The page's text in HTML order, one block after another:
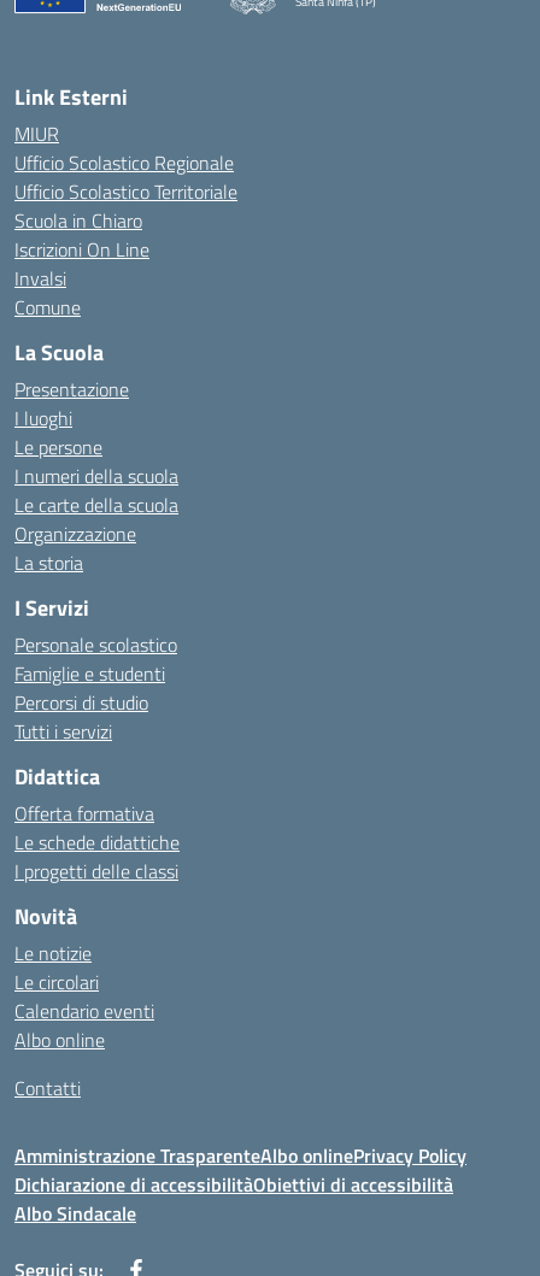
Link Esterni
MIUR
Ufficio Scolastico Regionale
Ufficio Scolastico Territoriale
Scuola in Chiaro
Iscrizioni On Line
Invalsi
Comune
La Scuola
Presentazione
I luoghi
Le persone
I numeri della scuola
Le carte della scuola
Organizzazione
La storia
I Servizi
Personale scolastico
Famiglie e studenti
Percorsi di studio
Tutti i servizi
Didattica
Offerta formativa
Le schede didattiche
I progetti delle classi
Novità
Le notizie
Le circolari
Calendario eventi
Albo online
Contatti
Amministrazione TrasparenteAlbo onlinePrivacy Policy
Dichiarazione di accessibilitàObiettivi di accessibilità
Albo Sindacale
Seguici su: